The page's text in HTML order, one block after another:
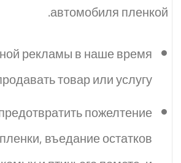
автомобиля пленкой.
рекламы в наше время
товар или услугу.
пожелтение
въедание остатков